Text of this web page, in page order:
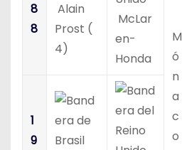
M
ó
n
a
c
o
8
8
Alain
Prost (
4)
McLar
en-
Honda
1
9